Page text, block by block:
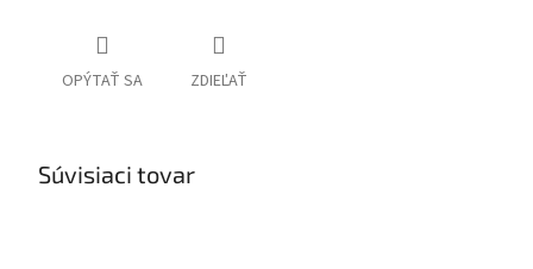
OPÝTAŤ SA ZDIEĽAŤ
Súvisiaci tovar